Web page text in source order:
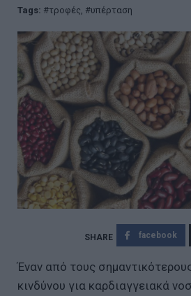
Tags:
τροφές, υπέρταση
facebook
Έναν από τους
κινδύνου για καρδιαγγειακά